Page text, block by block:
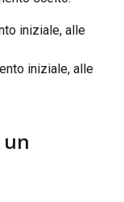
iniziale, alle
iniziale, alle
un